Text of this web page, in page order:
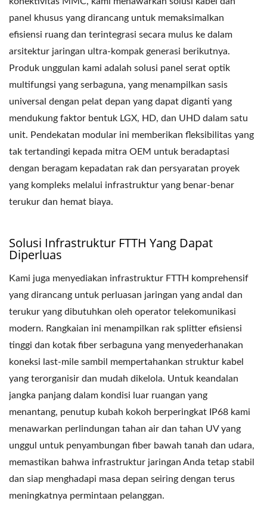
panel khusus yang dirancang untuk memaksimalkan
efisiensi ruang dan terintegrasi secara mulus ke dalam
arsitektur jaringan ultra-kompak generasi berikutnya.
Produk unggulan kami adalah solusi panel serat optik
multifungsi yang serbaguna, yang menampilkan sasis
universal dengan pelat depan yang dapat diganti yang
mendukung faktor bentuk LGX, HD, dan UHD dalam satu
unit. Pendekatan modular ini memberikan fleksibilitas yang
tak tertandingi kepada mitra OEM untuk beradaptasi
dengan beragam kepadatan rak dan persyaratan proyek
yang kompleks melalui infrastruktur yang benar-benar
terukur dan hemat biaya.
Solusi Infrastruktur FTTH Yang Dapat
Diperluas
Kami juga menyediakan infrastruktur FTTH komprehensif
yang dirancang untuk perluasan jaringan yang andal dan
terukur yang dibutuhkan oleh operator telekomunikasi
modern. Rangkaian ini menampilkan rak splitter efisiensi
tinggi dan kotak fiber serbaguna yang menyederhanakan
koneksi last-mile sambil mempertahankan struktur kabel
yang terorganisir dan mudah dikelola. Untuk keandalan
jangka panjang dalam kondisi luar ruangan yang
menantang, penutup kubah kokoh berperingkat IP68 kami
menawarkan perlindungan tahan air dan tahan UV yang
unggul untuk penyambungan fiber bawah tanah dan udara,
memastikan bahwa infrastruktur jaringan Anda tetap stabil
dan siap menghadapi masa depan seiring dengan terus
meningkatnya permintaan pelanggan.